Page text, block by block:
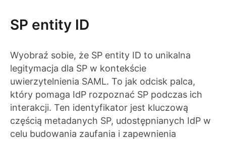
SP entity ID
Wyobraź sobie, że SP entity ID to unikalna
legitymacja dla SP w kontekście
uwierzytelnienia SAML. To jak odcisk palca,
który pomaga IdP rozpoznać SP podczas ich
interakcji. Ten identyfikator jest kluczową
częścią metadanych SP, udostępnianych IdP w
celu budowania zaufania i zapewnienia